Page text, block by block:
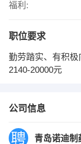
福利:
职位要求
勤劳踏实、有积
2140-20000元
公司信息
青岛诺迪制